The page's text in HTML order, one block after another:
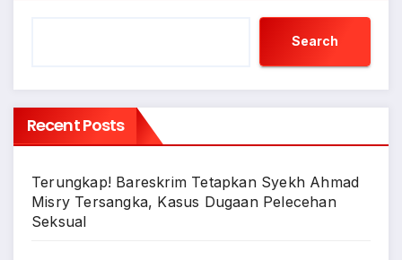
Search
Recent Posts
Terungkap! Bareskrim Tetapkan Syekh Ahmad
Misry Tersangka, Kasus Dugaan Pelecehan
Seksual